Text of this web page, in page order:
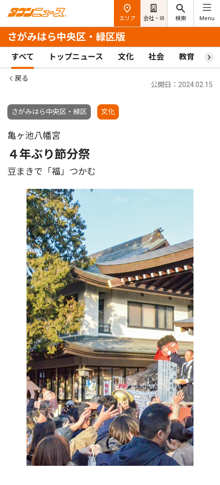
エリア 会社・IR 検索 Menu
さがみはら中央区・緑区版
すべて トップニュース 文化 社会 教育 ス
戻る
さがみはら中央区・緑区 文化
公開日：2024.02.15
亀ヶ池八幡宮
４年ぶり節分祭
豆まきで「福」つかむ